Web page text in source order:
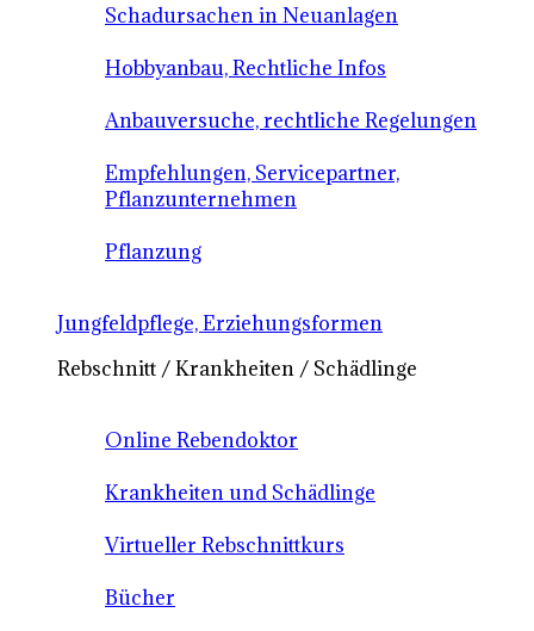
Schadursachen in Neuanlagen
Hobbyanbau, Rechtliche Infos
Anbauversuche, rechtliche Regelungen
Empfehlungen, Servicepartner,
Pflanzunternehmen
Pflanzung
Jungfeldpflege, Erziehungsformen
Rebschnitt / Krankheiten / Schädlinge
Online Rebendoktor
Krankheiten und Schädlinge
Virtueller Rebschnittkurs
Bücher